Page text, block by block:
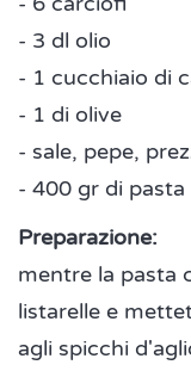
- 3 dl olio
- 1 cucchiaio di
- 1 di olive
- sale, pepe,
- 400 gr di
Preparazione:
mentre la pasta
listarelle e
agli spicchi